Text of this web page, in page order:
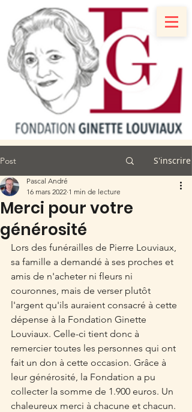
Post S'inscrire
Merci pour votre
générosité
Pascal André
16 mars 2022 1 min de lecture
Lors des funérailles de Pierre Louviaux,
sa famille a demandé à ses proches et
amis de n'acheter ni fleurs ni
couronnes, mais de verser plutôt
l'argent qu'ils auraient consacré à cette
dépense à la Fondation Ginette
Louviaux. Celle-ci tient donc à
remercier toutes les personnes qui ont
fait un don à cette occasion. Grâce à
leur générosité, la Fondation a pu
collecter la somme de 1.900 euros. Un
chaleureux merci à chacune et chacun.